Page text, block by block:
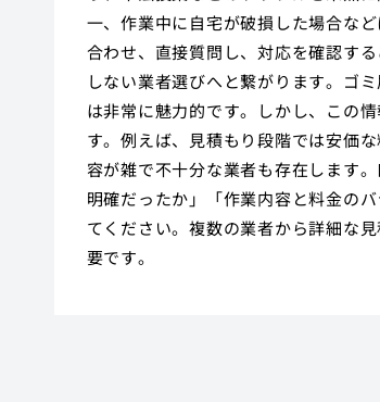
一、作業中に自宅が破損した場合な
合わせ、直接質問し、対応を確認す
しない業者選びへと繋がります。ゴ
は非常に魅力的です。しかし、この
す。例えば、見積もり段階では安価
容が雑で不十分な業者も存在します
明確だったか」「作業内容と料金の
てください。複数の業者から詳細な見
要です。